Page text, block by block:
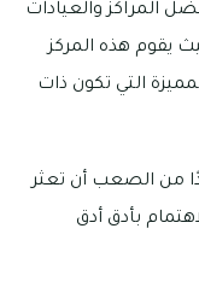
المراكز والعيادات
يقوم هذه المركز
التي تكون ذات
من الصعب أن تعثر
بأدق أدق